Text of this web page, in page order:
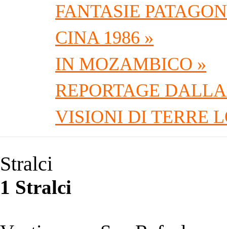
FANTASIE
CINA 1986 »
IN MOZAMBICO »
REPORTAGE
VISIONI DI TERRE
Stralci
1 Stralci